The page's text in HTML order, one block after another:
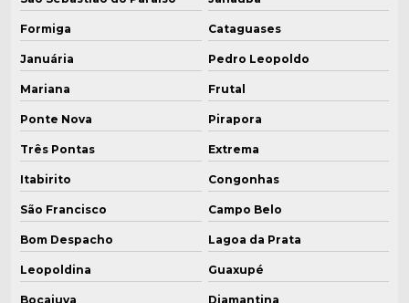
Lavador de gases preço
Peças para caldeira a vapor
Preço de caldeira
Preço caldeira industrial
Reforma de caldeira industrial
Reforma de caldeiras
Sistema de lavador de gases
Formiga Cataguases
Januária Pedro Leopoldo
Mariana Frutal
Ponte Nova Pirapora
Três Pontas Extrema
Itabirito Congonhas
São Francisco Campo Belo
Bom Despacho Lagoa da Prata
Leopoldina Guaxupé
Bocaiuva Diamantina